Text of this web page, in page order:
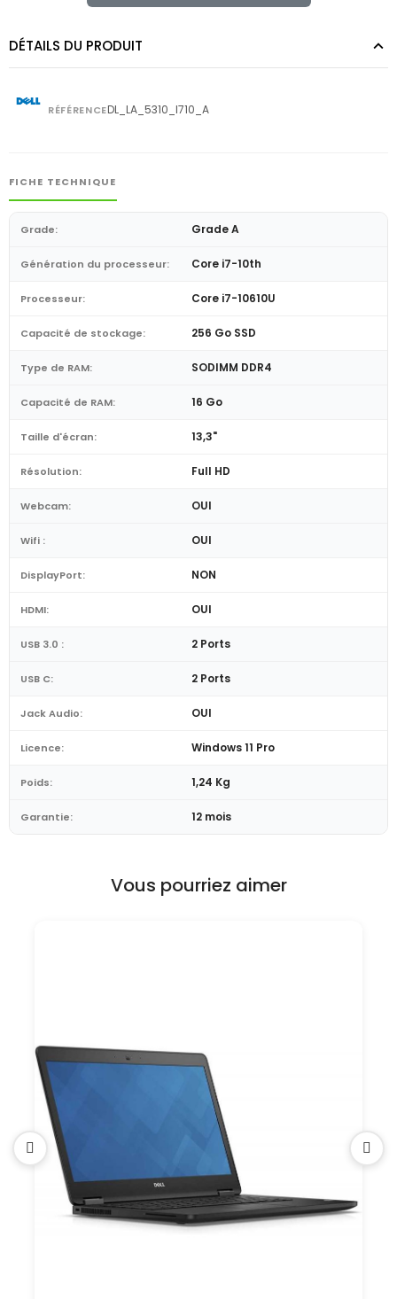
DÉTAILS DU PRODUIT
RÉFÉRENCEDL_LA_5310_I710_A
FICHE TECHNIQUE
Grade: Grade A
Génération du processeur: Core i7-10th
Processeur: Core i7-10610U
Capacité de stockage: 256 Go SSD
Type de RAM: SODIMM DDR4
Capacité de RAM: 16 Go
Taille d'écran: 13,3"
Résolution: Full HD
Webcam: OUI
Wifi : OUI
DisplayPort: NON
HDMI: OUI
USB 3.0 : 2 Ports
USB C: 2 Ports
Jack Audio: OUI
Licence: Windows 11 Pro
Poids: 1,24 Kg
Garantie: 12 mois
Vous pourriez aimer